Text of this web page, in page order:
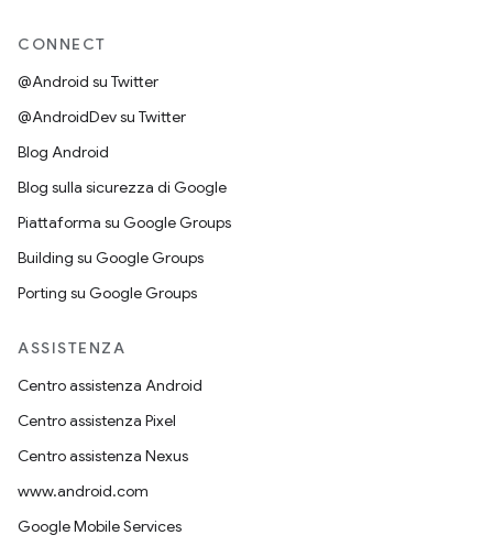
CONNECT
@Android su Twitter
@AndroidDev su Twitter
Blog Android
Blog sulla sicurezza di Google
Piattaforma su Google Groups
Building su Google Groups
Porting su Google Groups
ASSISTENZA
Centro assistenza Android
Centro assistenza Pixel
Centro assistenza Nexus
www.android.com
Google Mobile Services